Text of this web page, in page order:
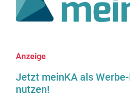
Anzeige
Jetzt meinKA als
nutzen!